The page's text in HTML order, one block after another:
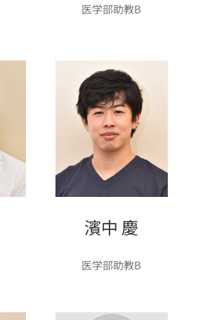
医学部助教B
濱中 慶
医学部助教B